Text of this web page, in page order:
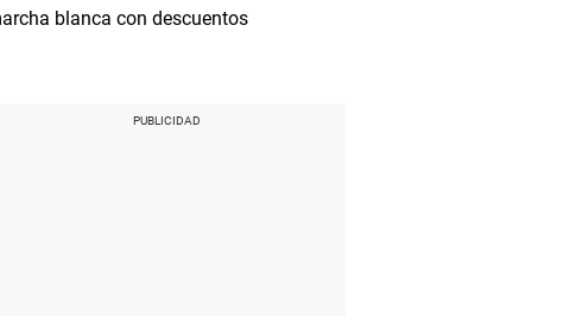
blanca con descuentos